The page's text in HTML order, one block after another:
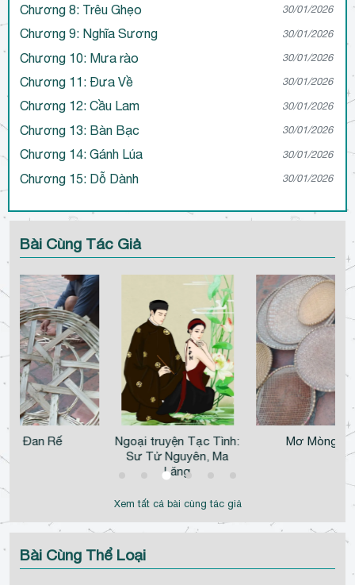
Chương 8: Trêu Ghẹo 30/01/2026
Chương 9: Nghĩa Sương 30/01/2026
Chương 10: Mưa rào 30/01/2026
Chương 11: Đưa Về 30/01/2026
Chương 12: Cầu Lam 30/01/2026
Chương 13: Bàn Bạc 30/01/2026
Chương 14: Gánh Lúa 30/01/2026
Chương 15: Dỗ Dành 30/01/2026
Bài Cùng Tác Giả
Đan Rế
Ngoại truyện Tạc Tình:
Sư Tử Nguyên, Ma
Lăng
Mơ Mòng
Xem tất cả bài cùng tác giả
Bài Cùng Thể Loại